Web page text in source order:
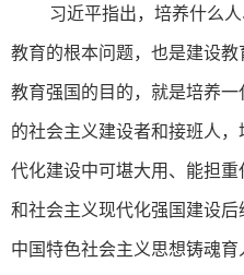
习近平指出，培养什么
教育的根本问题，也是建设
教育强国的目的，就是培养
的社会主义建设者和接班人
代化建设中可堪大用、能担
和社会主义现代化强国建设
中国特色社会主义思想铸魂